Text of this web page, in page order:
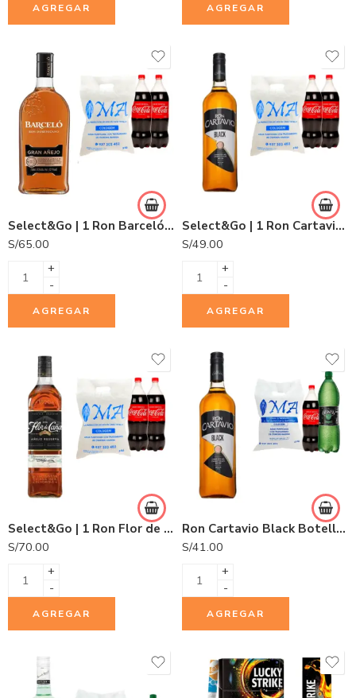
AGREGAR AGREGAR
Select&Go | 1 Ron Barceló Gran Añejo 750ml + 2 Gaseosas Coca Cola 1.5L + 1 Hielo COLDGEM 3.0Kg.
S/65.00
+
-
AGREGAR
Select&Go | 1 Ron Cartavio Black Botella 1L + 2 Gaseosas Coca Cola 1.5L + 1 Hielo COLDGEM 3.0Kg.
S/49.00
+
-
AGREGAR
Select&Go | 1 Ron Flor de Caña 5 años 750ml + 2 Gaseosas Coca Cola 1.5L + 1 Hielo COLDGEM 3.0Kg.
S/70.00
+
-
AGREGAR
Ron Cartavio Black Botella 1L
S/41.00
+
-
AGREGAR